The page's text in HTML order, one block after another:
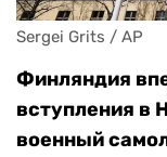
Sergei Grits / AP
Финляндия
вступления в
военный